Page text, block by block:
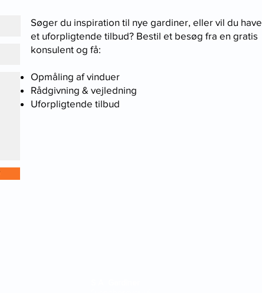
Søger du inspiration til nye gardiner, eller vil du have
et uforpligtende tilbud? Bestil et besøg fra en gratis
konsulent og få:
Opmåling af vinduer
Rådgivning & vejledning
Uforpligtende tilbud